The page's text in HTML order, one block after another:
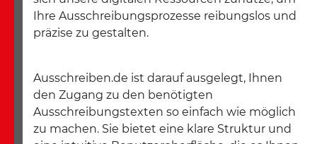
Ihre Ausschreibungsprozesse reibungslos und
präzise zu gestalten.
Ausschreiben.de ist darauf ausgelegt, Ihnen
den Zugang zu den benötigten
Ausschreibungstexten so einfach wie möglich
zu machen. Sie bietet eine klare Struktur und